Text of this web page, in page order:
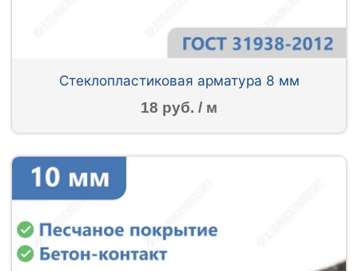
Стеклопластиковая арматура 8 мм
18 руб. / м